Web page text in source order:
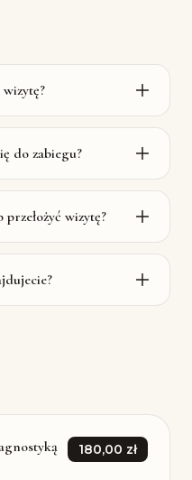
do zabiegu?
wizytę?
180,00 zł